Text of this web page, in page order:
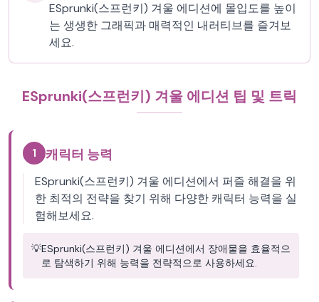
ESprunki(스프런키) 겨울 에디션에 몰입도를 높이
는 생생한 그래픽과 매력적인 내러티브를 즐겨보
세요.
ESprunki(스프런키) 겨울 에디션 팁 및 트릭
1 캐릭터 능력
ESprunki(스프런키) 겨울 에디션에서 퍼즐 해결을 위
한 최적의 전략을 찾기 위해 다양한 캐릭터 능력을 실
험해보세요.
💡ESprunki(스프런키) 겨울 에디션에서 장애물을 효율적으
로 탐색하기 위해 능력을 전략적으로 사용하세요.